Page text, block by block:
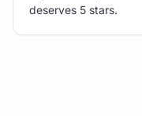
deserves 5 stars.